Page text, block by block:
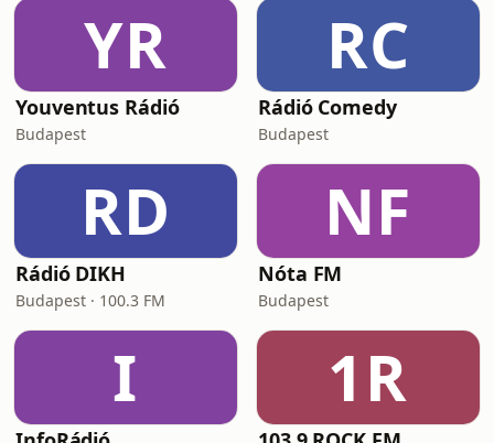
YR
Youventus Rádió
Budapest
RC
Rádió Comedy
Budapest
RD
Rádió DIKH
Budapest · 100.3 FM
NF
Nóta FM
Budapest
I 1R